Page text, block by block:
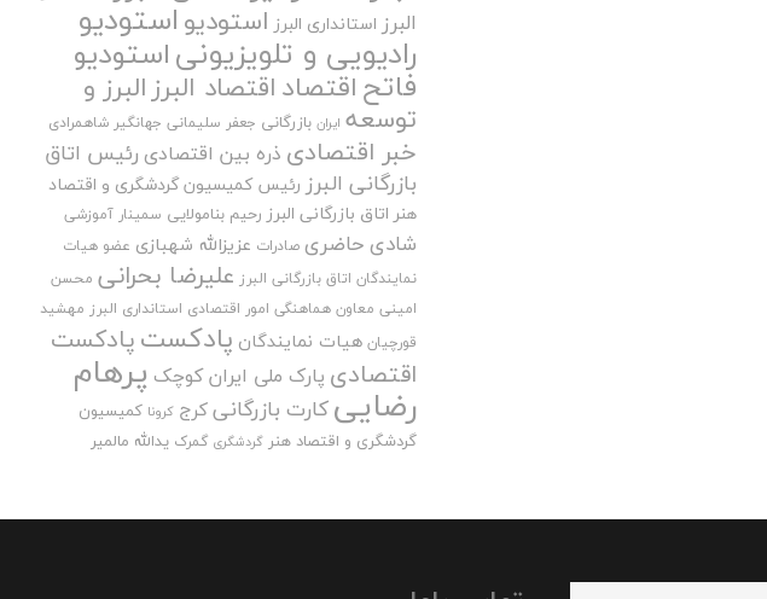
البرز استانداری البرز استودیواستودیو
رادیویی و تلویزیونیاستودیو
فاتحاقتصاداقتصاد البرزالبرز و
توسعه ایران بازرگانی جعفر سلیمانی جهانگیر شاهمرادی
خبر اقتصادی ذره بین اقتصادی رئیس اتاق
بازرگانی البرز رئیس کمیسیون گردشگری و اقتصاد
هنر اتاق بازرگانی البرز رحیم بنامولایی سمینار آموزشی
شادی حاضری صادرات عزیزالله شهبازی عضو هیات
نمایندگان اتاق بازرگانی البرز علیرضا بحرانی محسن
امینی معاون هماهنگی امور اقتصادی استانداری البرز مهشید
قورچیان هیات نمایندگان پادکستپادکست
اقتصادی پارک ملی ایران کوچک پرهام
رضاییکارت بازرگانیکرج کرونا کمیسیون
گردشگری و اقتصاد هنر گردشگری گمرک یدالله مالمیر